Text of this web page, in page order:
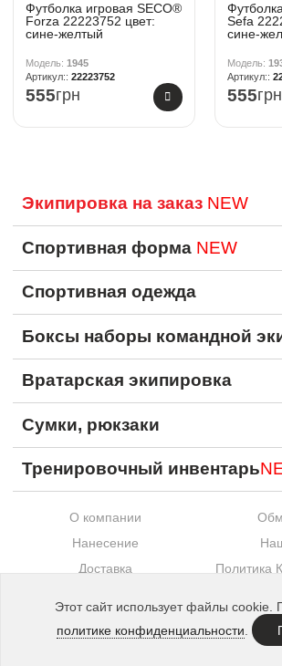
Футболка игровая SECO®
Forza 22223752 цвет:
сине-желтый
1945
22223752
555грн
Sefa
сине-
555грн
Экипировка на заказ NEW
Спортивная форма NEW
Спортивная одежда
Боксы наборы командной
Вратарская экипировка
Сумки, рюкзаки
Тренировочный инвентарь
О компании
Нанесение
Доставка
Политика
Этот сайт использует файлы cookie.
политике конфиденциальности